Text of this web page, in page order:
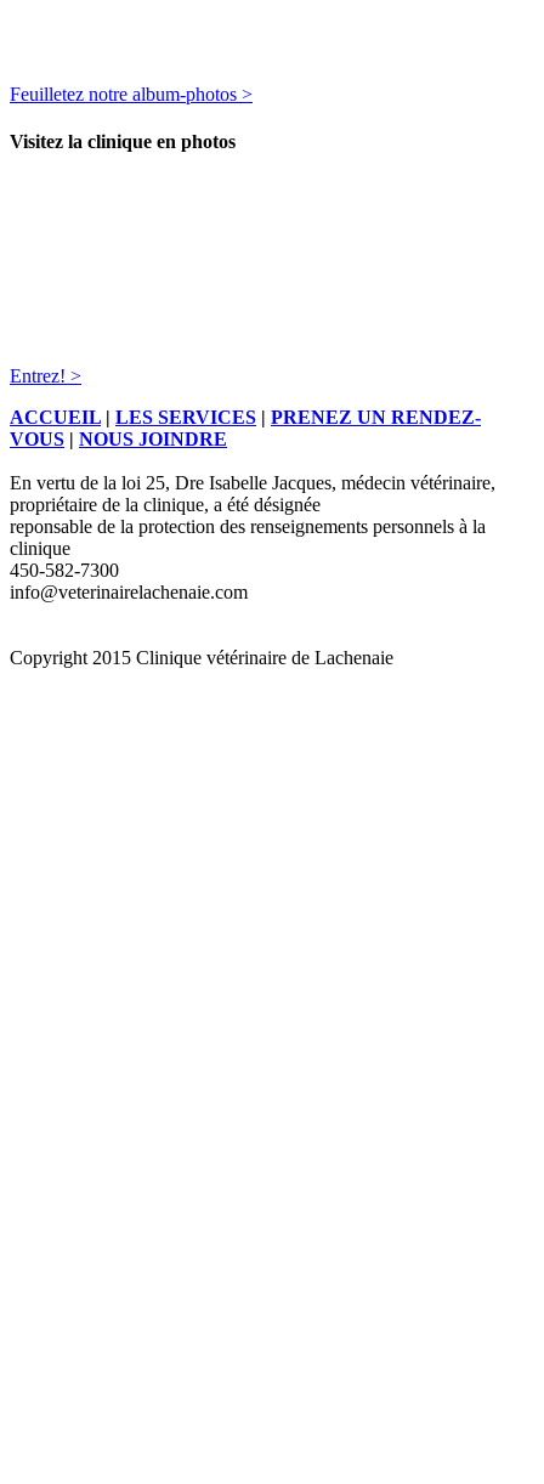
Feuilletez notre album-photos >
Visitez la clinique en photos
Entrez! >
ACCUEIL | LES SERVICES | PRENEZ UN RENDEZ-
VOUS | NOUS JOINDRE
En vertu de la loi 25, Dre Isabelle Jacques, médecin vétérinaire,
propriétaire de la clinique, a été désignée
reponsable de la protection des renseignements personnels à la
clinique
450-582-7300
info@veterinairelachenaie.com
Copyright 2015 Clinique vétérinaire de Lachenaie